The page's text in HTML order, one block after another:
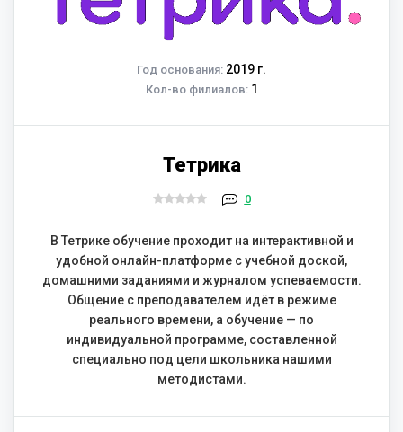
Год основания: 2019 г.
Кол-во филиалов:1
Тетрика
0
В Тетрике обучение проходит на интерактивной и
удобной онлайн-платформе с учебной доской,
домашними заданиями и журналом успеваемости.
Общение с преподавателем идёт в режиме
реального времени, а обучение — по
индивидуальной программе, составленной
специально под цели школьника нашими
методистами.